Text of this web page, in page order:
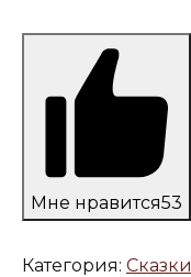
Мне нравится53
Категория: